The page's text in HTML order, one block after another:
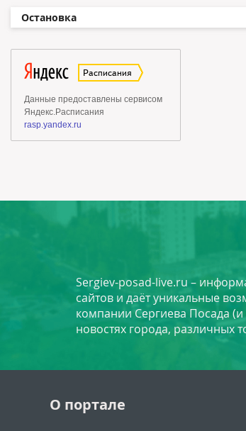
Остановка
Sergiev-posad-live.ru –
сайтов и даёт уникальные
компании Сергиева Посада
новостях города, различных
О портале